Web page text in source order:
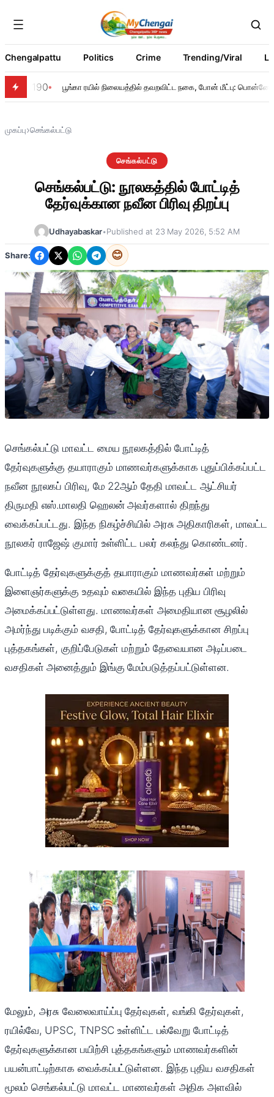
Chengalpattu Politics Crime Trending/Viral
190 பூங்கா ரயில் நிலையத்தில் தவறவிட்ட நகை, போன் மீட்பு: பொன்னேரி
முகப்பு›செங்கல்பட்டு
செங்கல்பட்டு
செங்கல்பட்டு: நூலகத்தில் போட்டித்
தேர்வுக்கான நவீன பிரிவு திறப்பு
Udhayabaskar•Published at 23 May 2026, 5:52 AM
Share: 😊
செங்கல்பட்டு மாவட்ட மைய நூலகத்தில் போட்டித்
தேர்வுகளுக்கு தயாராகும் மாணவர்களுக்காக புதுப்பிக்கப்பட்ட
நவீன நூலகப் பிரிவு, மே 22ஆம் தேதி மாவட்ட ஆட்சியர்
திருமதி எஸ்.மாலதி ஹெலன் அவர்களால் திறந்து
வைக்கப்பட்டது. இந்த நிகழ்ச்சியில் அரசு அதிகாரிகள், மாவட்ட
நூலகர் ராஜேஷ் குமார் உள்ளிட்ட பலர் கலந்து கொண்டனர்.
போட்டித் தேர்வுகளுக்குத் தயாராகும் மாணவர்கள் மற்றும்
இளைஞர்களுக்கு உதவும் வகையில் இந்த புதிய பிரிவு
அமைக்கப்பட்டுள்ளது. மாணவர்கள் அமைதியான சூழலில்
அமர்ந்து படிக்கும் வசதி, போட்டித் தேர்வுகளுக்கான சிறப்பு
புத்தகங்கள், குறிப்பேடுகள் மற்றும் தேவையான அடிப்படை
வசதிகள் அனைத்தும் இங்கு மேம்படுத்தப்பட்டுள்ளன.
மேலும், அரசு வேலைவாய்ப்பு தேர்வுகள், வங்கி தேர்வுகள்,
ரயில்வே, UPSC, TNPSC உள்ளிட்ட பல்வேறு போட்டித்
தேர்வுகளுக்கான பயிற்சி புத்தகங்களும் மாணவர்களின்
பயன்பாட்டிற்காக வைக்கப்பட்டுள்ளன. இந்த புதிய வசதிகள்
மூலம் செங்கல்பட்டு மாவட்ட மாணவர்கள் அதிக அளவில்